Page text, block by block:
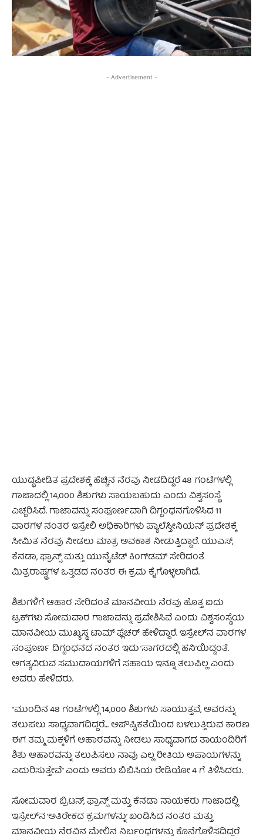
- Advertisement -
ಯುದ್ಧಪೀಡಿತ ಪ್ರದೇಶಕ್ಕೆ ಹೆಚ್ಚಿನ ನೆರವು ನೀಡದಿದ್ದರೆ 48 ಗಂಟೆಗಳಲ್ಲಿ
ಗಾಜಾದಲ್ಲಿ 14,000 ಶಿಶುಗಳು ಸಾಯಬಹುದು ಎಂದು ವಿಶ್ವಸಂಸ್ಥೆ
ಎಚ್ಚರಿಸಿದೆ. ಗಾಜಾವನ್ನು ಸಂಪೂರ್ಣವಾಗಿ ದಿಗ್ಬಂಧನಗೊಳಿಸಿದ 11
ವಾರಗಳ ನಂತರ ಇಸ್ರೇಲಿ ಅಧಿಕಾರಿಗಳು ಪ್ಯಾಲೆಸ್ತೀನಿಯನ್ ಪ್ರದೇಶಕ್ಕೆ
ಸೀಮಿತ ನೆರವು ನೀಡಲು ಮಾತ್ರ ಅವಕಾಶ ನೀಡುತ್ತಿದ್ದಾರೆ. ಯುಎಸ್,
ಕೆನಡಾ, ಫ್ರಾನ್ಸ್ ಮತ್ತು ಯುನೈಟೆಡ್ ಕಿಂಗ್‌ಡಮ್ ಸೇರಿದಂತೆ
ಮಿತ್ರರಾಷ್ಟ್ರಗಳ ಒತ್ತಡದ ನಂತರ ಈ ಕ್ರಮ ಕೈಗೊಳ್ಳಲಾಗಿದೆ.
ಶಿಶುಗಳಿಗೆ ಆಹಾರ ಸೇರಿದಂತೆ ಮಾನವೀಯ ನೆರವು ಹೊತ್ತ ಐದು
ಟ್ರಕ್‌ಗಳು ಸೋಮವಾರ ಗಾಜಾವನ್ನು ಪ್ರವೇಶಿಸಿವೆ ಎಂದು ವಿಶ್ವಸಂಸ್ಥೆಯ
ಮಾನವೀಯ ಮುಖ್ಯಸ್ಥ ಟಾಮ್ ಫ್ಲೆಚರ್ ಹೇಳಿದ್ದಾರೆ. ಇಸ್ರೇಲ್‌ನ ವಾರಗಳ
ಸಂಪೂರ್ಣ ದಿಗ್ಬಂಧನದ ನಂತರ ಇದು ‘ಸಾಗರದಲ್ಲಿ ಹನಿ’ಯಿದ್ದಂತೆ.
ಅಗತ್ಯವಿರುವ ಸಮುದಾಯಗಳಿಗೆ ಸಹಾಯ ಇನ್ನೂ ತಲುಪಿಲ್ಲ ಎಂದು
ಅವರು ಹೇಳಿದರು.
“ಮುಂದಿನ 48 ಗಂಟೆಗಳಲ್ಲಿ 14,000 ಶಿಶುಗಳು ಸಾಯುತ್ತವೆ, ಅವರನ್ನು
ತಲುಪಲು ಸಾಧ್ಯವಾಗದಿದ್ದರೆ… ಅಪೌಷ್ಟಿಕತೆಯಿಂದ ಬಳಲುತ್ತಿರುವ ಕಾರಣ
ಈಗ ತಮ್ಮ ಮಕ್ಕಳಿಗೆ ಆಹಾರವನ್ನು ನೀಡಲು ಸಾಧ್ಯವಾಗದ ತಾಯಂದಿರಿಗೆ
ಶಿಶು ಆಹಾರವನ್ನು ತಲುಪಿಸಲು ನಾವು ಎಲ್ಲ ರೀತಿಯ ಅಪಾಯಗಳನ್ನು
ಎದುರಿಸುತ್ತೇವೆ” ಎಂದು ಅವರು ಬಿಬಿಸಿಯ ರೇಡಿಯೋ 4 ಗೆ ತಿಳಿಸಿದರು.
ಸೋಮವಾರ ಬ್ರಿಟನ್, ಫ್ರಾನ್ಸ್ ಮತ್ತು ಕೆನಡಾ ನಾಯಕರು ಗಾಜಾದಲ್ಲಿ
ಇಸ್ರೇಲ್‌ನ ‘ಅತಿರೇಕದ ಕ್ರಮಗಳನ್ನು’ ಖಂಡಿಸಿದ ನಂತರ ಮತ್ತು
ಮಾನವೀಯ ನೆರವಿನ ಮೇಲಿನ ನಿರ್ಬಂಧಗಳನ್ನು ಕೊನೆಗೊಳಿಸದಿದ್ದರೆ